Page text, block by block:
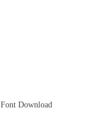
Download